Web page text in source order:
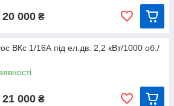
ВКС 10/45
напор-производительность
ВКС, ВКО:
20 000 ₴
ВКс 1/16А під ел.дв. 2,2 кВт/1000 об./
21 000 ₴